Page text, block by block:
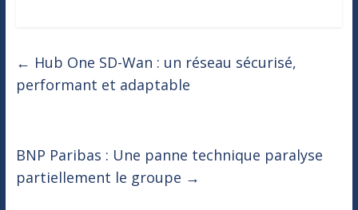
← Hub One SD-Wan : un réseau sécurisé,
performant et adaptable
BNP Paribas : Une panne technique paralyse
partiellement le groupe →